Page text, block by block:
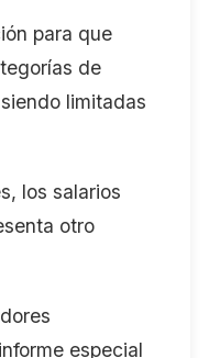
para que
de
limitadas
los salarios
otro
especial